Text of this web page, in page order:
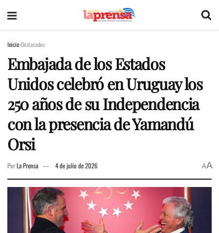
Inicio Destacados
Embajada de los Estados
Unidos celebró en Uruguay los
250 años de su Independencia
con la presencia de Yamandú
Orsi
PorLa Prensa 4 de julio de 2026 AA